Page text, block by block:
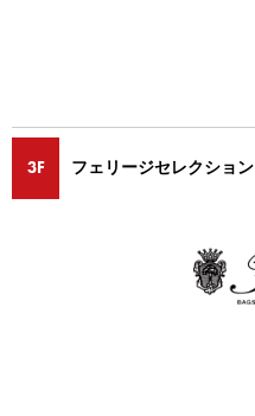
3F フェリージセレクション